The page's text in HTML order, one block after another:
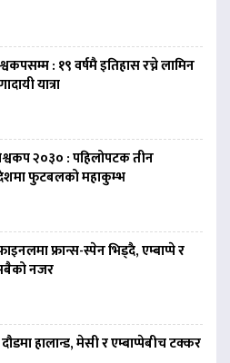
: १९ वर्षमै इतिहास रच्ने लामिन
यात्रा
२०३० : पहिलोपटक तीन
फुटबलको महाकुम्भ
फ्रान्स-स्पेन भिड्दै, एम्बाप्पे र
नजर
हालान्ड, मेसी र एम्बाप्पेबीच टक्कर